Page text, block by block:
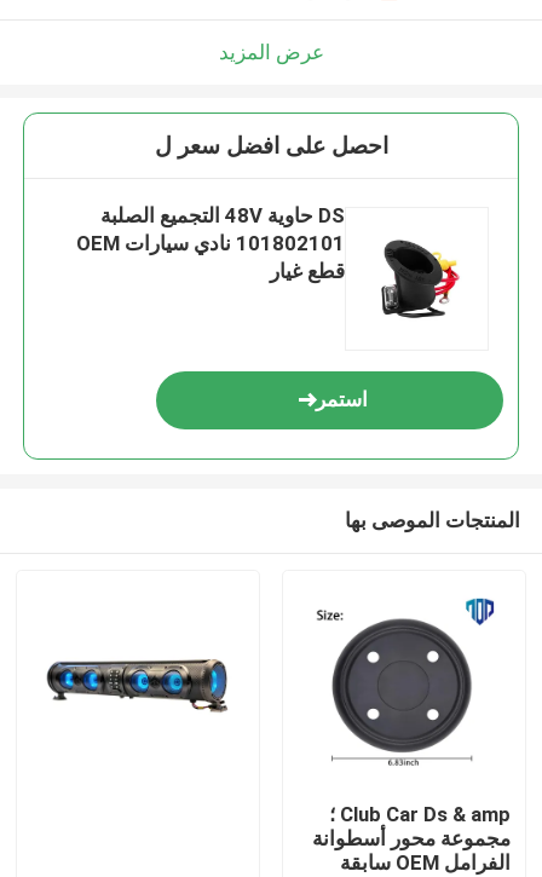
عرض المزيد
احصل على افضل سعر ل
DS حاوية 48V التجميع الصلبة
101802101 نادي سيارات OEM
قطع غيار
استمر
المنتجات الموصى بها
Club Car Ds & amp ؛
مجموعة محور أسطوانة
الفرامل OEM سابقة